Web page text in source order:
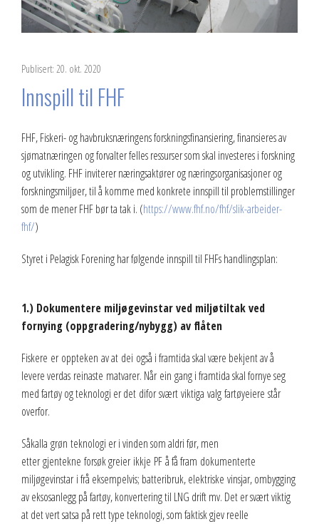
Publisert: 20. okt. 2020
Innspill til FHF
FHF, Fiskeri- og havbruksnæringens forskningsfinansiering, finansieres av
sjømatnæringen og forvalter felles ressurser som skal investeres i forskning
og utvikling. FHF inviterer næringsaktører og næringsorganisasjoner og
forskningsmiljøer, til å komme med konkrete innspill til problemstillinger
som de mener FHF bør ta tak i. (https://www.fhf.no/fhf/slik-arbeider-
fhf/)
Styret i Pelagisk Forening har følgende innspill til FHFs handlingsplan:
1.) Dokumentere miljøgevinstar ved miljøtiltak ved
fornying (oppgradering/nybygg) av flåten
Fiskere er oppteken av at dei også i framtida skal være bekjent av å
levere verdas reinaste matvarer. Når ein gang i framtida skal fornye seg
med fartøy og teknologi er det difor svært viktiga valg fartøyeiere står
overfor.
Såkalla grøn teknologi er i vinden som aldri før, men
etter gjentekne forsøk greier ikkje PF å få fram dokumenterte
miljøgevinstar i frå eksempelvis; batteribruk, elektriske vinsjar, ombygging
av eksosanlegg på fartøy, konvertering til LNG drift mv. Det er svært viktig
at det vert satsa på rett type teknologi, som faktisk gjev reelle